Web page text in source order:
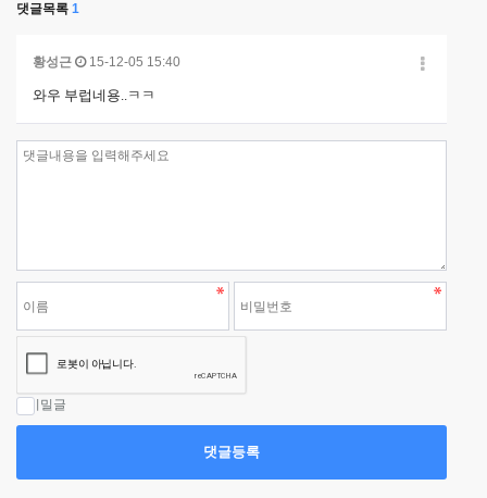
댓글목록 1
황성근 15-12-05 15:40
와우 부럽네용..ㅋㅋ
비밀글
댓글등록